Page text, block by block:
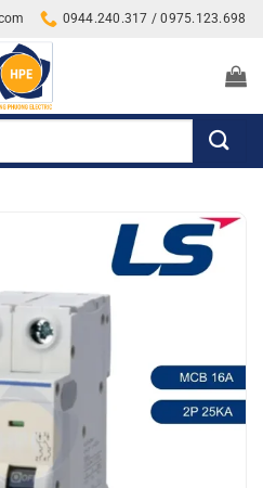
0944.240.317 / 0975.123.698